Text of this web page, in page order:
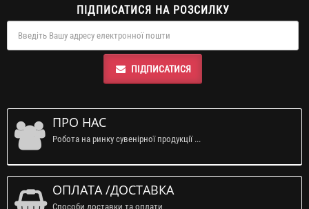
ПІДПИСАТИСЯ НА РОЗСИЛКУ
ПІДПИСАТИСЯ
ПРО НАС
Робота на ринку сувенірної продукції ...
ОПЛАТА /ДОСТАВКА
Способи доставки та оплати